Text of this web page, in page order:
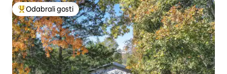
Među najviše rangiranima s oznakom „Odabrali gosti”
Odabrali gosti